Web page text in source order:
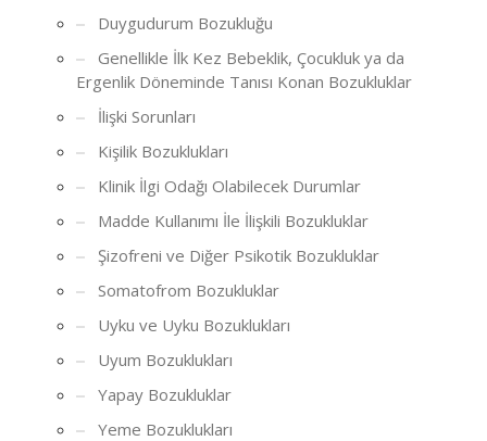
Duygudurum Bozukluğu
Genellikle İlk Kez Bebeklik, Çocukluk ya da
Ergenlik Döneminde Tanısı Konan Bozukluklar
İlişki Sorunları
Kişilik Bozuklukları
Klinik İlgi Odağı Olabilecek Durumlar
Madde Kullanımı İle İlişkili Bozukluklar
Şizofreni ve Diğer Psikotik Bozukluklar
Somatofrom Bozukluklar
Uyku ve Uyku Bozuklukları
Uyum Bozuklukları
Yapay Bozukluklar
Yeme Bozuklukları